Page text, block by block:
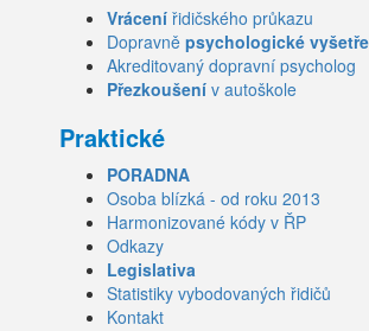
Vrácení řidičského průkazu
Dopravně psychologické
Akreditovaný dopravní psycholog
Přezkoušení v autoškole
Praktické
PORADNA
Osoba blízká - od roku 2013
Harmonizované kódy v ŘP
Odkazy
Legislativa
Statistiky vybodovaných řidičů
Kontakt